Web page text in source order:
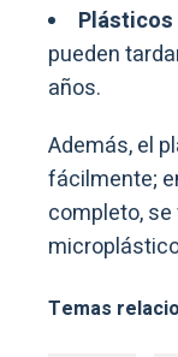
pueden
años.
Además, el
fácilmente;
completo,
Temas